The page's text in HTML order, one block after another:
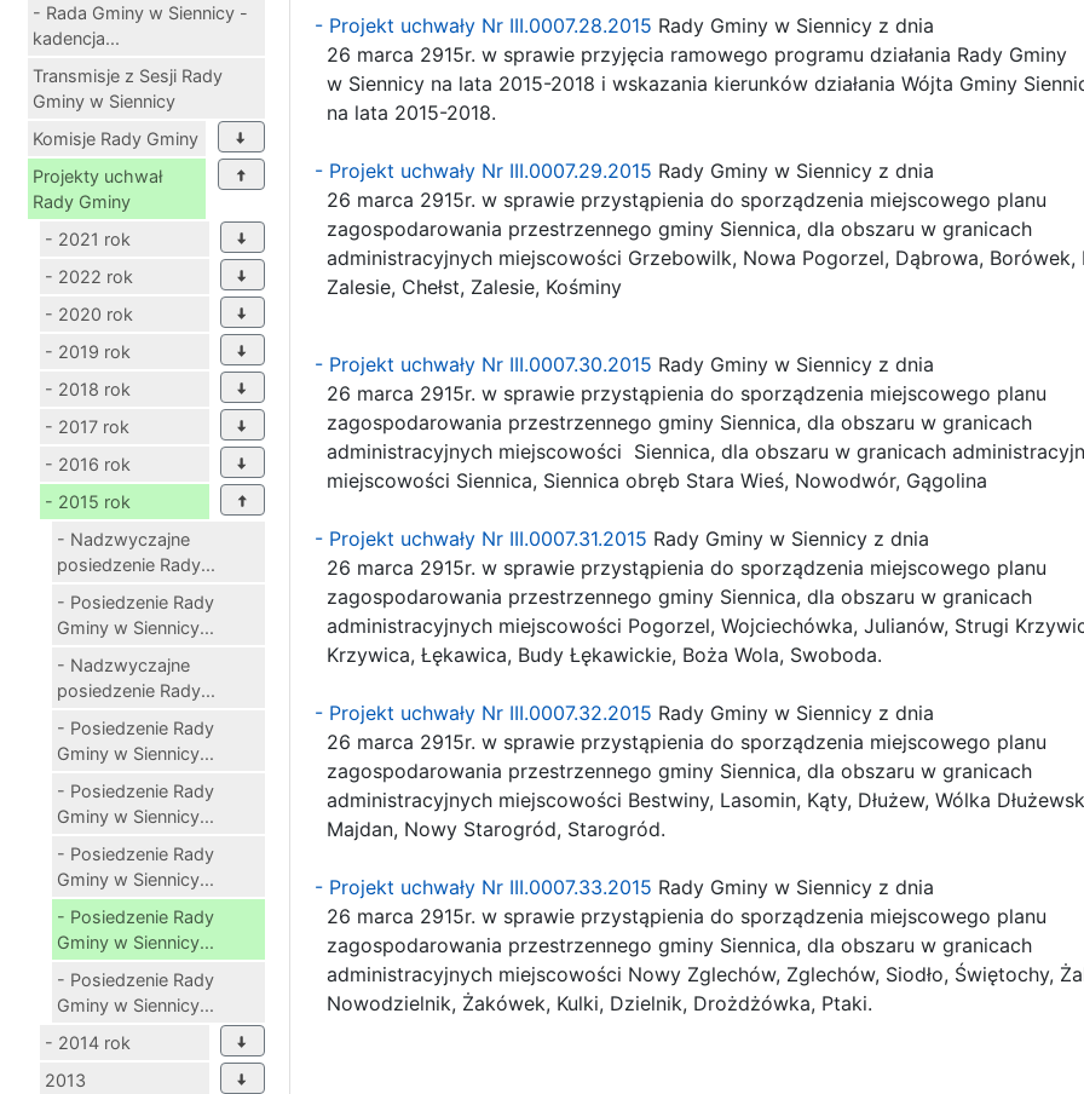
- Rada Gminy w Siennicy -
kadencja...
Transmisje z Sesji Rady
Gminy w Siennicy
Komisje Rady Gminy
Projekty uchwał
Rady Gminy
- 2021 rok
- 2022 rok
- 2020 rok
- 2019 rok
- 2018 rok
- 2017 rok
- 2016 rok
- 2015 rok
- Nadzwyczajne
posiedzenie Rady...
- Posiedzenie Rady
Gminy w Siennicy...
- Nadzwyczajne
posiedzenie Rady...
- Posiedzenie Rady
Gminy w Siennicy...
- Posiedzenie Rady
Gminy w Siennicy...
- Posiedzenie Rady
Gminy w Siennicy...
- Posiedzenie Rady
Gminy w Siennicy...
- Posiedzenie Rady
Gminy w Siennicy...
- 2014 rok
2013
- Projekt uchwały Nr III.0007.28.2015 Rady Gminy w Siennicy z dnia
26 marca 2915r. w sprawie przyjęcia ramowego programu działania Rady Gminy
w Siennicy na lata 2015-2018 i wskazania kierunków działania Wójta Gminy
na lata 2015-2018.
- Projekt uchwały Nr III.0007.29.2015 Rady Gminy w Siennicy z dnia
26 marca 2915r. w sprawie przystąpienia do sporządzenia miejscowego planu
zagospodarowania przestrzennego gminy Siennica, dla obszaru w granicach
administracyjnych miejscowości Grzebowilk, Nowa Pogorzel, Dąbrowa, Borówek,
Zalesie, Chełst, Zalesie, Kośminy
- Projekt uchwały Nr III.0007.30.2015 Rady Gminy w Siennicy z dnia
26 marca 2915r. w sprawie przystąpienia do sporządzenia miejscowego planu
zagospodarowania przestrzennego gminy Siennica, dla obszaru w granicach
administracyjnych miejscowości Siennica, dla obszaru w granicach
miejscowości Siennica, Siennica obręb Stara Wieś, Nowodwór, Gągolina
- Projekt uchwały Nr III.0007.31.2015 Rady Gminy w Siennicy z dnia
26 marca 2915r. w sprawie przystąpienia do sporządzenia miejscowego planu
zagospodarowania przestrzennego gminy Siennica, dla obszaru w granicach
administracyjnych miejscowości Pogorzel, Wojciechówka, Julianów, Strugi
Krzywica, Łękawica, Budy Łękawickie, Boża Wola, Swoboda.
- Projekt uchwały Nr III.0007.32.2015 Rady Gminy w Siennicy z dnia
26 marca 2915r. w sprawie przystąpienia do sporządzenia miejscowego planu
zagospodarowania przestrzennego gminy Siennica, dla obszaru w granicach
administracyjnych miejscowości Bestwiny, Lasomin, Kąty, Dłużew, Wólka
Majdan, Nowy Starogród, Starogród.
- Projekt uchwały Nr III.0007.33.2015 Rady Gminy w Siennicy z dnia
26 marca 2915r. w sprawie przystąpienia do sporządzenia miejscowego planu
zagospodarowania przestrzennego gminy Siennica, dla obszaru w granicach
administracyjnych miejscowości Nowy Zglechów, Zglechów, Siodło, Świętochy,
Nowodzielnik, Żakówek, Kulki, Dzielnik, Drożdżówka, Ptaki.